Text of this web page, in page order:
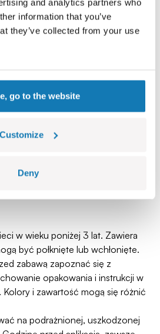
and analytics partners who
information that you’ve
they’ve collected from your use
go to the website
Customize
Deny
skórze.
Wystarczy woda, mydło i
Zgadnij Kim Jestem!” i baw
runda to nowe miny, nowe
więcej śmiechu!
w wieku poniżej 3 lat. Zawiera
być połknięte lub wchłonięte.
zabawą zapoznać się z
opakowania i instrukcji w
i zawartość mogą się różnić
na podrażnionej, uszkodzonej